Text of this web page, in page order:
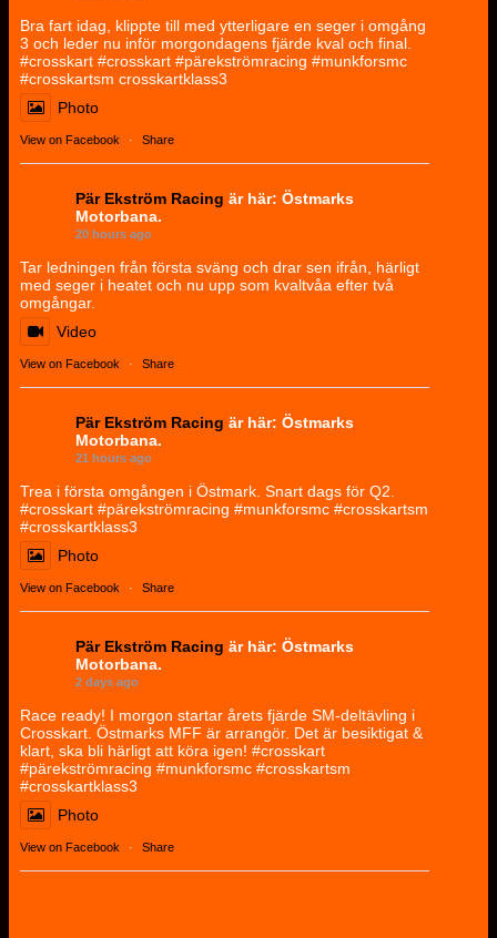
Bra fart idag, klippte till med ytterligare en seger i omgång
3 och leder nu inför morgondagens fjärde kval och final.
#crosskart #crosskart #pärekströmracing #munkforsmc
#crosskartsm crosskartklass3
Photo
View on Facebook · Share
Pär Ekström Racing är här: Östmarks
Motorbana.
20 hours ago
Tar ledningen från första sväng och drar sen ifrån, härligt
med seger i heatet och nu upp som kvaltvåa efter två
omgångar.
Video
View on Facebook · Share
Pär Ekström Racing är här: Östmarks
Motorbana.
21 hours ago
Trea i första omgången i Östmark. Snart dags för Q2.
#crosskart #pärekströmracing #munkforsmc #crosskartsm
#crosskartklass3
Photo
View on Facebook · Share
Pär Ekström Racing är här: Östmarks
Motorbana.
2 days ago
Race ready! I morgon startar årets fjärde SM-deltävling i
Crosskart. Östmarks MFF är arrangör. Det är besiktigat &
klart, ska bli härligt att köra igen! #crosskart
#pärekströmracing #munkforsmc #crosskartsm
#crosskartklass3
Photo
View on Facebook · Share